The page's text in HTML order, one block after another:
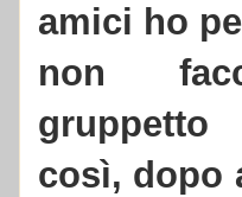
amici ho
non
gruppetto
così, dopo